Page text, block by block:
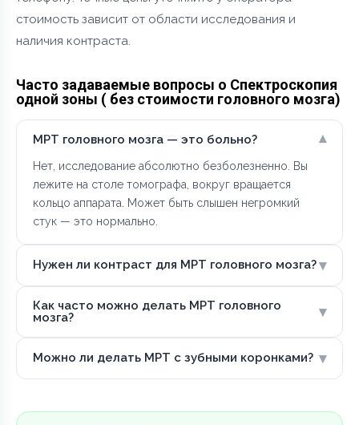
стоимость зависит от области исследования и
наличия контраста.
Часто задаваемые вопросы о Спектроскопия
одной зоны ( без стоимости головного мозга)
МРТ головного мозга — это больно? ▾
Нет, исследование абсолютно безболезненно. Вы
лежите на столе томографа, вокруг вращается
кольцо аппарата. Может быть слышен негромкий
стук — это нормально.
Нужен ли контраст для МРТ головного мозга?▾
Как часто можно делать МРТ головного
мозга?
▾
Можно ли делать МРТ с зубными коронками? ▾